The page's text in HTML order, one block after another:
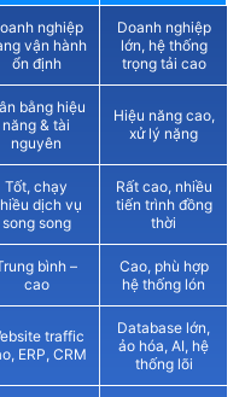
nghiệp
vận hành
ổn định
Doanh nghiệp
lớn, hệ thống
trọng tải cao
bằng hiệu
năng & tài
nguyên
Hiệu năng cao,
xử lý nặng
Tốt, chạy
dịch vụ
song song
Rất cao, nhiều
tiến trình đồng
thời
bình –
cao
Cao, phù hợp
hệ thống lón
traffic
ERP, CRM
Database lớn,
ảo hóa, AI, hệ
thống lõi